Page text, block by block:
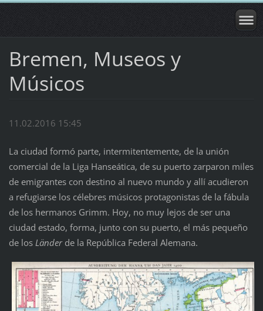
Bremen, Museos y
Músicos
11.02.2016 15:45
La ciudad formó parte, intermitentemente, de la unión
comercial de la Liga Hanseática, de su puerto zarparon miles
de emigrantes con destino al nuevo mundo y allí acudieron
a refugiarse los célebres músicos protagonistas de la fábula
de los hermanos Grimm. Hoy, no muy lejos de ser una
ciudad estado, forma, junto con su puerto, el más pequeño
de los Länderde la República Federal Alemana.